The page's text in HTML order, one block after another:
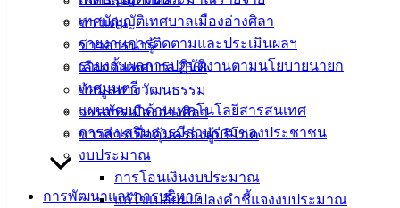
เทศบัญญัติเทศบาลเมืองอ่างศิลา
รายงานการติดตามและประเมินผลฯ
รายงานผลการปฏิบัติงานตามนโยบายนายก
เทศมนตรี
แผนพัฒนาด้านเทคโนโลยีสารสนเทศ
การส่งเสริมการมีส่วนร่วมของประชาชน
งบประมาณ
การโอนเงินงบประมาณ
แก้ไขเปลี่ยนแปลงคำชี้แจงงบประมาณ
ข่าวเด่น
ข่าวสารน่ารู้
เลือกตั้งเทศบาล 2568
ข้อมูลทางวัฒนธรรม
วารสารเมืองอ่างศิลา
ข่าวสารเพื่อคุ้มครองผู้บริโภค
การพัฒนาและการบริหาร
คู่มือ
สำหรับ
ประชาชน/
คู่มือการ
ปฏิบัติ
งาน
ข่าวสาร
น่ารู้
ศุนย์